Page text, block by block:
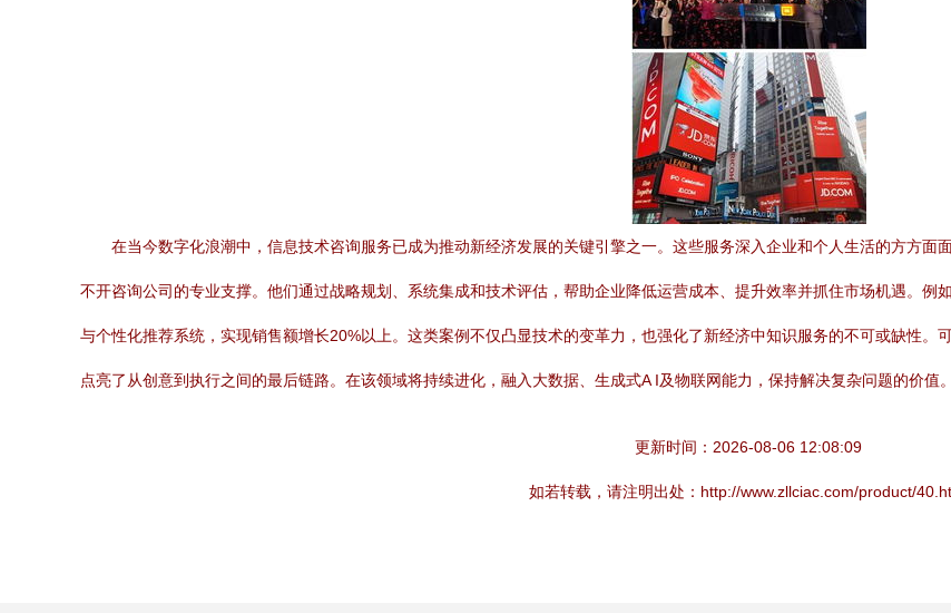
在当今数字化浪潮中，信息技术咨询服务已成为推动新经济发展的关键引擎之一。这些服务深入企业和个人生活的方方
不开咨询公司的专业支撑。他们通过战略规划、系统集成和技术评估，帮助企业降低运营成本、提升效率并抓住市场机遇。
与个性化推荐系统，实现销售额增长20%以上。这类案例不仅凸显技术的变革力，也强化了新经济中知识服务的不可或缺性。
点亮了从创意到执行之间的最后链路。在该领域将持续进化，融入大数据、生成式A I及物联网能力，保持解决复杂问题的价值
更新时间：2026-08-06 12:08:09
如若转载，请注明出处：http://www.zllciac.com/product/